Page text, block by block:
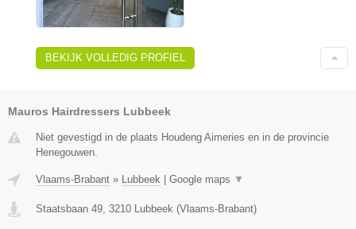
BEKIJK VOLLEDIG PROFIEL
Mauros Hairdressers Lubbeek
Niet gevestigd in de plaats Houdeng Aimeries en in de provincie
Henegouwen.
Vlaams-Brabant » Lubbeek | Google maps ▼
Staatsbaan 49 3210 Lubbeek (Vlaams-Brabant)